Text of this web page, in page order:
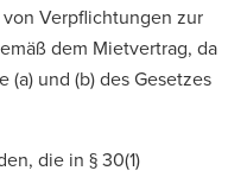
Verpflichtungen zur
dem Mietvertrag, da
und (b) des Gesetzes
die in § 30(1)